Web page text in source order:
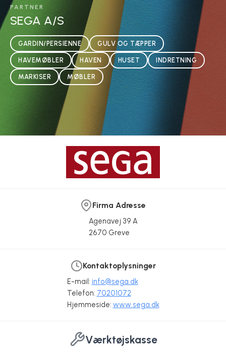
PARTNER
SEGA A/S
GARDIN/PERSIENNE GULV OG TÆPPER
HAVEMØBLER HAVEN HUSET INDRETNING
MARKISER MØBLER
Firma Adresse
Agenavej 39 A
2670 Greve
Kontaktoplysninger
E-mail: info@sega.dk
Telefon: 70201072
Hjemmeside: www.sega.dk
Værktøjskasse